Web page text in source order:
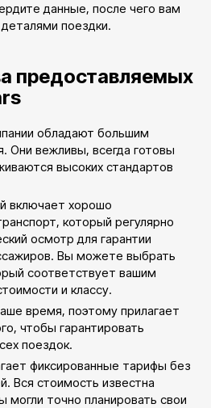
данные, после чего вам
поездки.
предоставляемых
обладают большим
Они вежливы, всегда готовы
высоких стандартов
включает хорошо
который регулярно
осмотр для гарантии
Вы можете выбрать
соответствует вашим
и классу.
время, поэтому прилагает
чтобы гарантировать
поездок.
фиксированные тарифы без
Вся стоимость известна
могли точно планировать свои